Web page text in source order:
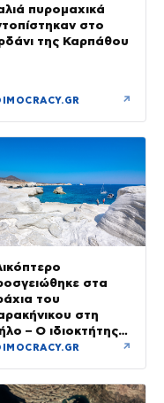
πυρομαχικά
στο
της Καρπάθου
↗
στα
του
στη
– Ο ιδιοκτήτης
για μπάνιο
↗